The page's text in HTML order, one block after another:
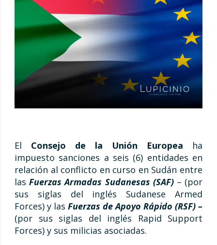
El Consejo de la Unión Europea ha
impuesto sanciones a seis (6) entidades en
relación al conflicto en curso en Sudán entre
lasFuerzas Armadas Sudanesas (SAF)– (por
sus siglas del inglés Sudanese Armed
Forces) y las Fuerzas de Apoyo Rápido (RSF) –
(por sus siglas del inglés Rapid Support
Forces) y sus milicias asociadas.